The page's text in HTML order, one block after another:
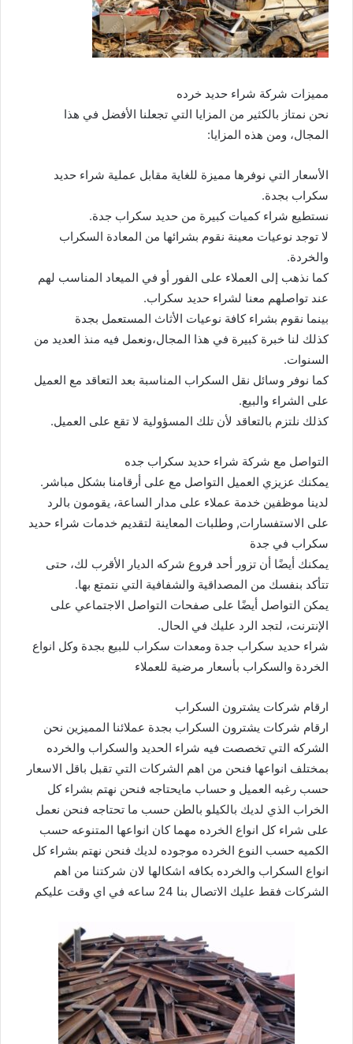
مميزات شركة شراء حديد خرده
نحن نمتاز بالكثير من المزايا التي تجعلنا الأفضل في هذا
المجال، ومن هذه المزايا:
الأسعار التي نوفرها مميزة للغاية مقابل عملية شراء حديد
سكراب بجدة.
نستطيع شراء كميات كبيرة من حديد سكراب جدة.
لا توجد نوعيات معينة نقوم بشرائها من المعادة السكراب
والخردة.
كما نذهب إلى العملاء على الفور أو في الميعاد المناسب لهم
عند تواصلهم معنا لشراء حديد سكراب.
بينما نقوم بشراء كافة نوعيات الأثاث المستعمل بجدة
كذلك لنا خبرة كبيرة في هذا المجال،ونعمل فيه منذ العديد من
السنوات.
كما نوفر وسائل نقل السكراب المناسبة بعد التعاقد مع العميل
على الشراء والبيع.
كذلك نلتزم بالتعاقد لأن تلك المسؤولية لا تقع على العميل.
التواصل مع شركة شراء حديد سكراب جده
يمكنك عزيزي العميل التواصل مع على أرقامنا بشكل مباشر.
لدينا موظفين خدمة عملاء على مدار الساعة، يقومون بالرد
على الاستفسارات, وطلبات المعاينة لتقديم خدمات شراء حديد
سكراب في جدة
يمكنك أيضًا أن تزور أحد فروع شركه الديار الأقرب لك، حتى
تتأكد بنفسك من المصداقية والشفافية التي نتمتع بها.
يمكن التواصل أيضًا على صفحات التواصل الاجتماعي على
الإنترنت، لتجد الرد عليك في الحال.
شراء حديد سكراب جدة ومعدات سكراب للبيع بجدة وكل انواع
الخردة والسكراب بأسعار مرضية للعملاء
ارقام شركات يشترون السكراب
ارقام شركات يشترون السكراب بجدة عملائنا المميزين نحن
الشركه التي تخصصت فيه شراء الحديد والسكراب والخرده
بمختلف انواعها فنحن من اهم الشركات التي تقبل باقل الاسعار
حسب رغبه العميل و حساب مايحتاجه فنحن نهتم بشراء كل
الخراب الذي لديك بالكيلو بالطن حسب ما تحتاجه فنحن نعمل
على شراء كل انواع الخرده مهما كان انواعها المتنوعه حسب
الكميه حسب النوع الخرده موجوده لديك فنحن نهتم بشراء كل
انواع السكراب والخرده بكافه اشكالها لان شركتنا من اهم
الشركات فقط عليك الاتصال بنا 24 ساعه في اي وقت عليكم